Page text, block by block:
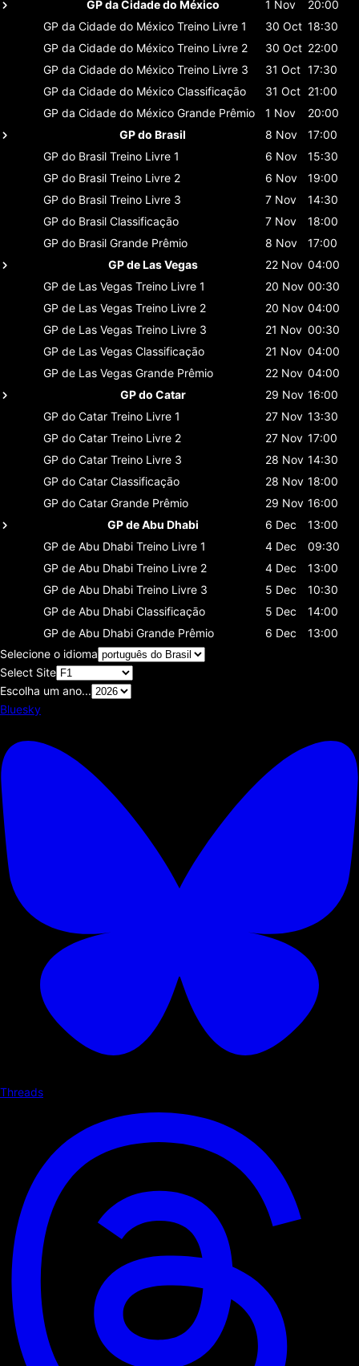
GP da Cidade do México 1 Nov
20:00
GP da Cidade do México Treino Livre 1 30 Oct 18:30
GP da Cidade do México Treino Livre 2 30 Oct 22:00
GP da Cidade do México Treino Livre 3 31 Oct 17:30
GP da Cidade do México Classificaçāo 31 Oct 21:00
GP da Cidade do México Grande Prêmio 1 Nov
20:00
GP do Brasil
8 Nov
17:00
GP do Brasil Treino Livre 1 6 Nov
15:30
GP do Brasil Treino Livre 2 6 Nov
19:00
GP do Brasil Treino Livre 3 7 Nov
14:30
GP do Brasil Classificaçāo 7 Nov
18:00
GP do Brasil Grande Prêmio 8 Nov
17:00
GP de Las Vegas
22 Nov 04:00
GP de Las Vegas Treino Livre 1 20 Nov 00:30
GP de Las Vegas Treino Livre 2 20 Nov 04:00
GP de Las Vegas Treino Livre 3 21 Nov 00:30
GP de Las Vegas Classificaçāo 21 Nov 04:00
GP de Las Vegas Grande Prêmio 22 Nov 04:00
GP do Catar
29 Nov 16:00
GP do Catar Treino Livre 1 27 Nov 13:30
GP do Catar Treino Livre 2 27 Nov 17:00
GP do Catar Treino Livre 3 28 Nov 14:30
GP do Catar Classificaçāo 28 Nov 18:00
GP do Catar Grande Prêmio 29 Nov 16:00
GP de Abu Dhabi
6 Dec
13:00
GP de Abu Dhabi Treino Livre 1 4 Dec
09:30
GP de Abu Dhabi Treino Livre 2 4 Dec
13:00
GP de Abu Dhabi Treino Livre 3 5 Dec
10:30
GP de Abu Dhabi Classificaçāo 5 Dec
14:00
GP de Abu Dhabi Grande Prêmio 6 Dec
13:00
Selecione o idioma
Select Site
Escolha um ano...
Bluesky
Threads